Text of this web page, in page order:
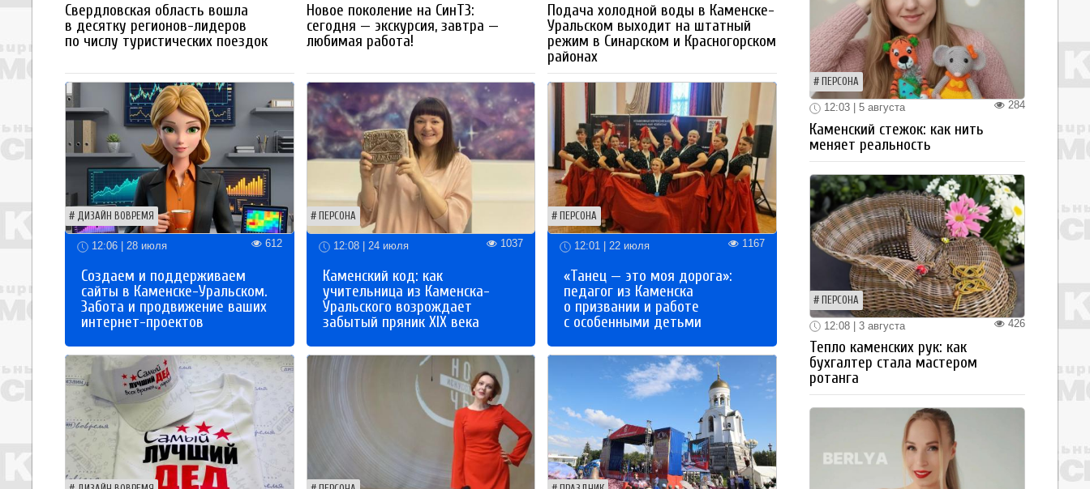
Свердловская область вошла
в десятку регионов-лидеров
по числу туристических поездок
Новое поколение на СинТЗ:
сегодня — экскурсия, завтра —
любимая работа!
Подача холодной воды в Каменске-
Уральском выходит на штатный
режим в Синарском и Красногорском
районах
ДИЗАЙН ВОВРЕМЯ
12:06 | 28 июля 612
Создаем и поддерживаем
сайты в Каменске-Уральском.
Забота и продвижение ваших
интернет-проектов
ПЕРСОНА
12:08 | 24 июля 1037
Каменский код: как
учительница из Каменска-
Уральского возрождает
забытый пряник XIX века
ПЕРСОНА
12:01 | 22 июля 1167
«Танец — это моя дорога»:
педагог из Каменска
о призвании и работе
с особенными детьми
ПЕРСОНА
284
12:03 | 5 августа
Каменский стежок: как нить
меняет реальность
ПЕРСОНА
426
12:08 | 3 августа
Тепло каменских рук: как
бухгалтер стала мастером
ротанга